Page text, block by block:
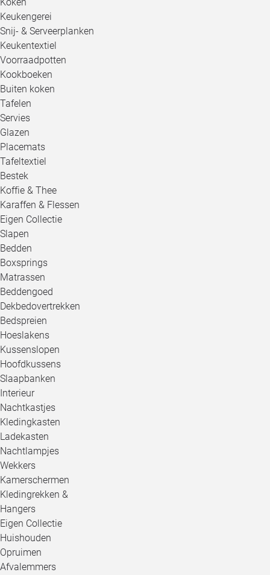
Keukengerei
Snij- & Serveerplanken
Keukentextiel
Voorraadpotten
Kookboeken
Buiten koken
Tafelen
Servies
Glazen
Placemats
Tafeltextiel
Bestek
Koffie & Thee
Karaffen & Flessen
Eigen Collectie
Slapen
Bedden
Boxsprings
Matrassen
Beddengoed
Dekbedovertrekken
Bedspreien
Hoeslakens
Kussenslopen
Hoofdkussens
Slaapbanken
Interieur
Nachtkastjes
Kledingkasten
Ladekasten
Nachtlampjes
Wekkers
Kamerschermen
Kledingrekken &
Hangers
Eigen Collectie
Huishouden
Opruimen
Afvalemmers